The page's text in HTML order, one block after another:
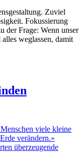
Zuviel
Fokussierung
der Frage: Wenn unser
weglassen, damit
viele kleine
verändern.»
überzeugende